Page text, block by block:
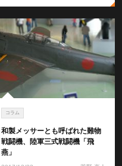
コラム
和製メッサーとも呼ばれた難物
戦闘機、陸軍三式戦闘機「飛
燕」